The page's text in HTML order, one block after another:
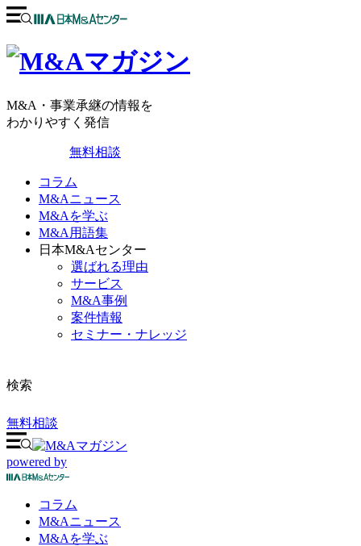
M&A・事業承継の情報を
わかりやすく発信
無料相談
コラム
M&Aニュース
M&Aを学ぶ
M&A用語集
日本M&Aセンター
選ばれる理由
サービス
M&A事例
案件情報
セミナー・ナレッジ
検索
無料相談
powered by
コラム
M&Aニュース
M&Aを学ぶ